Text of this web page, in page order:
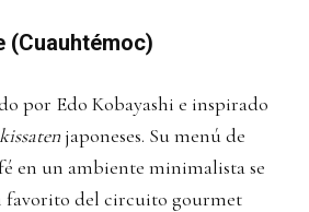
(Cuauhtémoc)
por Edo Kobayashi e inspirado
kissaten japoneses. Su menú de
en un ambiente minimalista se
favorito del circuito gourmet